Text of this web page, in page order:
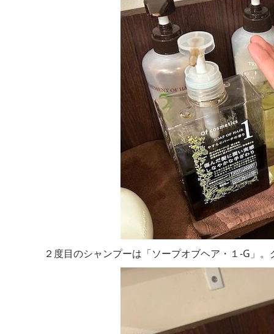
２度目のシャンプーは「ソープオブヘア・１-G」